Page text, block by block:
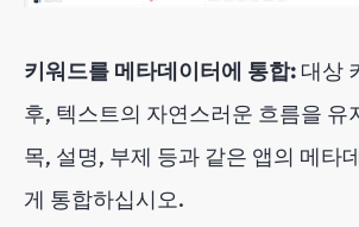
키워드를 메타데이터에 통합: 대상
후, 텍스트의 자연스러운 흐름을 유
목, 설명, 부제 등과 같은 앱의 메타
게 통합하십시오.